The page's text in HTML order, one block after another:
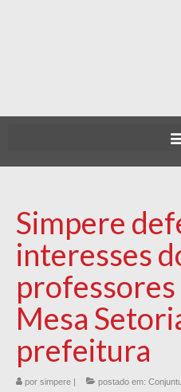
Simpere
interesses
professores
Mesa
prefeitura
por simpere | postado em: